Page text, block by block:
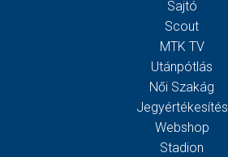
Sajtó
Scout
MTK TV
Utánpótlás
Női Szakág
Jegyértékesítés
Webshop
Stadion